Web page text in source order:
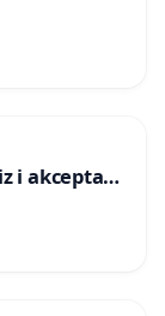
i akceptacji